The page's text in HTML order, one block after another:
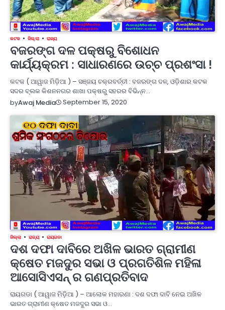
କଟକ ଜିଲ୍ଲା ରାଜ୍ୟ
ବଜରଙ୍ଗ ଦଳ ପକ୍ଷରୁ ବିଶୋଧନ
କାର୍ଯ୍ୟକ୍ରମ : ସାଧାରଣରେ ଉଚ୍ଚ ପ୍ରଶଂସା !
କଟକ ( ଆୱାଜ ମିଡ଼ିଆ ) – ସଞ୍ଜୟ ଚକ୍ରବର୍ତ୍ତୀ : ବଜରଙ୍ଗ ଦଳ, ଓଡ଼ିଶାର କଟକ
ସଦର ବ୍ଲକ କିଶନନଗର ଶାଖା ପକ୍ଷରୁ ସହରର ବିଭିନ୍ନ…
byAwaj Media September 15, 2020
ଜିଲ୍ଲା ରାଜ୍ୟ ରାୟଗଡା
ଦଶ ଦଫା ଦାବିରେ ଅଖିଳ ଭାରତ ଗ୍ରାମୀଣ
କ୍ଷେତ ମଜଦୁର ସଭା ଓ ପ୍ରଗତିଶିଳ ମହିଳା
ଆସୋସିଏସନ୍ ର ଗଣପ୍ରତିବାଦ
ରାୟଗଡା ( ଆୱାଜ ମିଡ଼ିଆ ) – ଆଲୋକ ମହାରଣା : ଦଶ ଦଫା ଦାବି ନେଇ ଅଖିଳ
ଭାରତ ଗ୍ରାମୀଣ କ୍ଷେତ ମଜଦୁର ସଭା ଓ…